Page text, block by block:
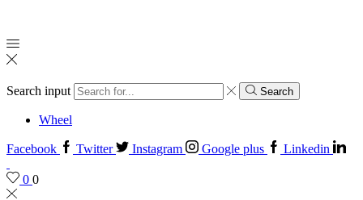
Search input Search
Wheel
Facebook Twitter Instagram Google plus Linkedin
0 0